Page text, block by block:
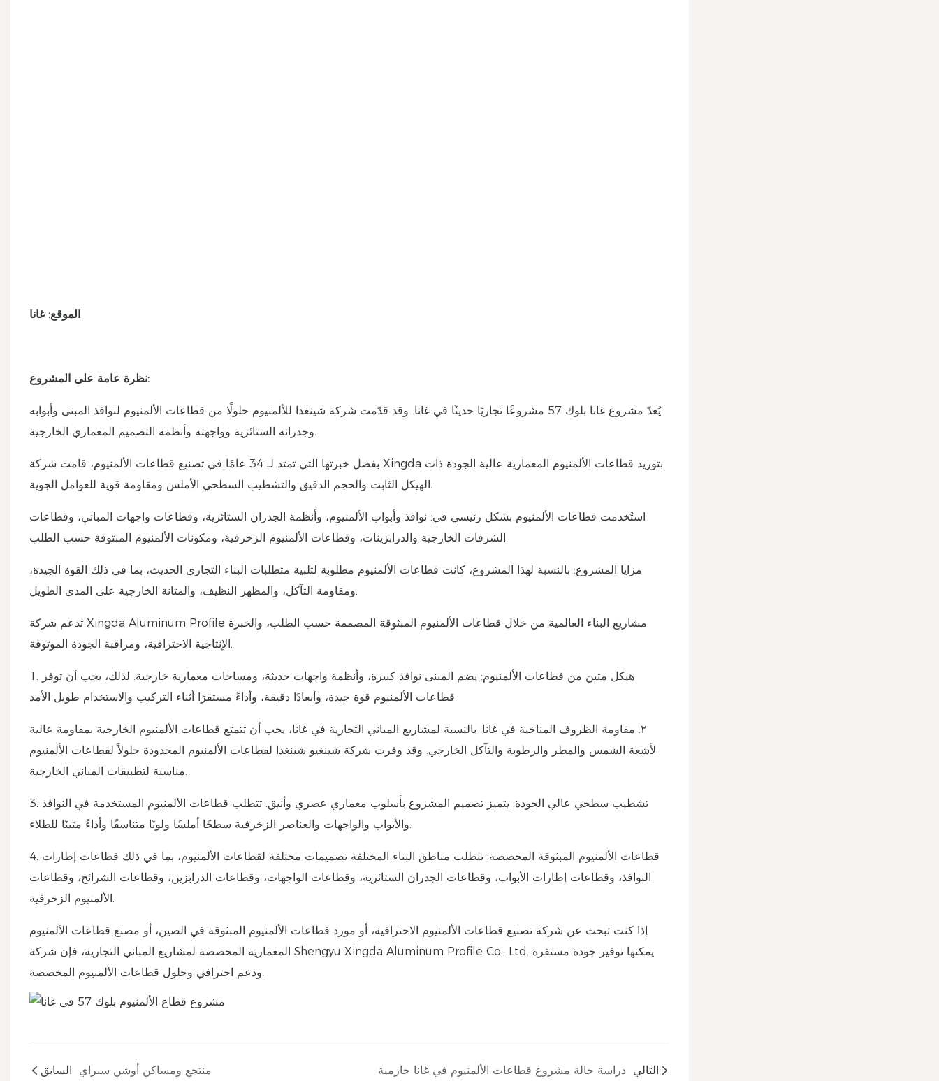
الموقع: غانا
نظرة عامة على المشروع:
يُعدّ مشروع غانا بلوك 57 مشروعًا تجاريًا حديثًا في غانا. وقد قدّمت شركة شينغدا للألمنيوم حلولًا من قطاعات الألمنيوم لنوافذ المبنى وأبوابه
وجدرانه الستائرية وواجهته وأنظمة التصميم المعماري الخارجية.
بفضل خبرتها التي تمتد لـ 34 عامًا في تصنيع قطاعات الألمنيوم، قامت شركة Xingda بتوريد قطاعات الألمنيوم المعمارية عالية الجودة ذات
الهيكل الثابت والحجم الدقيق والتشطيب السطحي الأملس ومقاومة قوية للعوامل الجوية.
استُخدمت قطاعات الألمنيوم بشكل رئيسي في: نوافذ وأبواب الألمنيوم، وأنظمة الجدران الستائرية، وقطاعات واجهات المباني، وقطاعات
الشرفات الخارجية والدرابزينات، وقطاعات الألمنيوم الزخرفية، ومكونات الألمنيوم المبثوقة حسب الطلب.
مزايا المشروع: بالنسبة لهذا المشروع، كانت قطاعات الألمنيوم مطلوبة لتلبية متطلبات البناء التجاري الحديث، بما في ذلك القوة الجيدة،
ومقاومة التآكل، والمظهر النظيف، والمتانة الخارجية على المدى الطويل.
تدعم شركة Xingda Aluminum Profile مشاريع البناء العالمية من خلال قطاعات الألمنيوم المبثوقة المصممة حسب الطلب، والخبرة
الإنتاجية الاحترافية، ومراقبة الجودة الموثوقة.
1. هيكل متين من قطاعات الألمنيوم: يضم المبنى نوافذ كبيرة، وأنظمة واجهات حديثة، ومساحات معمارية خارجية. لذلك، يجب أن توفر
قطاعات الألمنيوم قوة جيدة، وأبعادًا دقيقة، وأداءً مستقرًا أثناء التركيب والاستخدام طويل الأمد.
٢. مقاومة الظروف المناخية في غانا: بالنسبة لمشاريع المباني التجارية في غانا، يجب أن تتمتع قطاعات الألمنيوم الخارجية بمقاومة عالية
لأشعة الشمس والمطر والرطوبة والتآكل الخارجي. وقد وفرت شركة شينغيو شينغدا لقطاعات الألمنيوم المحدودة حلولاً لقطاعات الألمنيوم
مناسبة لتطبيقات المباني الخارجية.
3. تشطيب سطحي عالي الجودة: يتميز تصميم المشروع بأسلوب معماري عصري وأنيق. تتطلب قطاعات الألمنيوم المستخدمة في النوافذ
والأبواب والواجهات والعناصر الزخرفية سطحًا أملسًا ولونًا متناسقًا وأداءً متينًا للطلاء.
4. قطاعات الألمنيوم المبثوقة المخصصة: تتطلب مناطق البناء المختلفة تصميمات مختلفة لقطاعات الألمنيوم، بما في ذلك قطاعات إطارات
النوافذ، وقطاعات إطارات الأبواب، وقطاعات الجدران الستائرية، وقطاعات الواجهات، وقطاعات الدرابزين، وقطاعات الشرائح، وقطاعات
الألمنيوم الزخرفية.
إذا كنت تبحث عن شركة تصنيع قطاعات الألمنيوم الاحترافية، أو مورد قطاعات الألمنيوم المبثوقة في الصين، أو مصنع قطاعات الألمنيوم
المعمارية المخصصة لمشاريع المباني التجارية، فإن شركة Shengyu Xingda Aluminum Profile Co., Ltd. يمكنها توفير جودة مستقرة
ودعم احترافي وحلول قطاعات الألمنيوم المخصصة.
السابق منتجع ومساكن أوشن سبراي دراسة حالة مشروع قطاعات الألمنيوم في غانا حازمية التالي